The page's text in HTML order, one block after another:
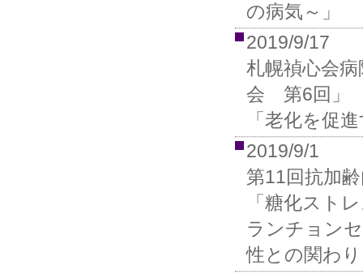
の病気～」
2019/9/17
札幌禎心会
会 第6回」
「老化を促
2019/9/1
第11回抗加
「糖化スト
ランチョン
性との関わ